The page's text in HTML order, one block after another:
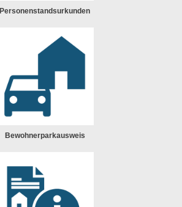
Personenstandsurkunden
Bewohnerparkausweis